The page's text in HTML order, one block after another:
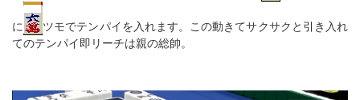
に
ツモでテンパイを入れます。この動きてサクサクと引き入れ
てのテンパイ即リーチは親の総帥。